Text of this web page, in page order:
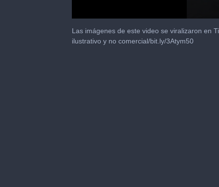
seconds
of
15
Las imágenes de este video se viralizaron en
ilustrativo y no comercial/bit.ly/3Atym50